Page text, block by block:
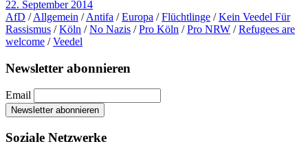
22. September 2014
AfD /Allgemein /Antifa /Europa /Flüchtlinge /Kein Veedel Für
Rassismus /Köln /No Nazis /Pro Köln /Pro NRW /Refugees are
welcome /Veedel
Newsletter abonnieren
Email
Soziale Netzwerke